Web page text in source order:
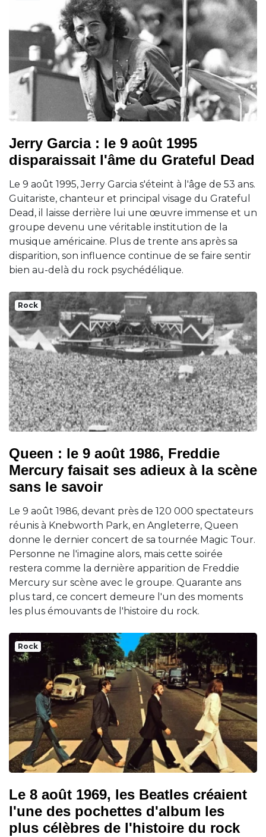
Jerry Garcia : le 9 août 1995
disparaissait l'âme du Grateful Dead
Le 9 août 1995, Jerry Garcia s'éteint à l'âge de 53 ans.
Guitariste, chanteur et principal visage du Grateful
Dead, il laisse derrière lui une œuvre immense et un
groupe devenu une véritable institution de la
musique américaine. Plus de trente ans après sa
disparition, son influence continue de se faire sentir
bien au-delà du rock psychédélique.
Rock
Queen : le 9 août 1986, Freddie
Mercury faisait ses adieux à la scène
sans le savoir
Le 9 août 1986, devant près de 120 000 spectateurs
réunis à Knebworth Park, en Angleterre, Queen
donne le dernier concert de sa tournée Magic Tour.
Personne ne l'imagine alors, mais cette soirée
restera comme la dernière apparition de Freddie
Mercury sur scène avec le groupe. Quarante ans
plus tard, ce concert demeure l'un des moments
les plus émouvants de l'histoire du rock.
Rock
Le 8 août 1969, les Beatles créaient
l'une des pochettes d'album les
plus célèbres de l'histoire du rock